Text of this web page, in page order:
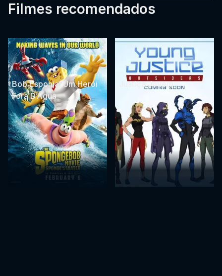
Filmes recomendados
Bob Esponja: Um Herói
Fora D’Água
Justiça Jovem